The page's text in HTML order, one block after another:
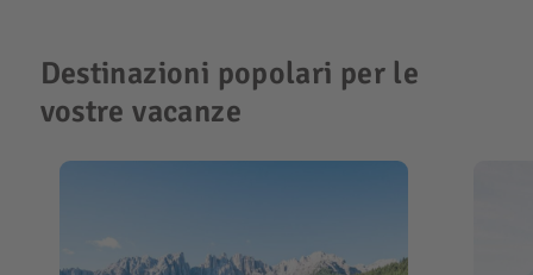
Destinazioni popolari per le
vostre vacanze